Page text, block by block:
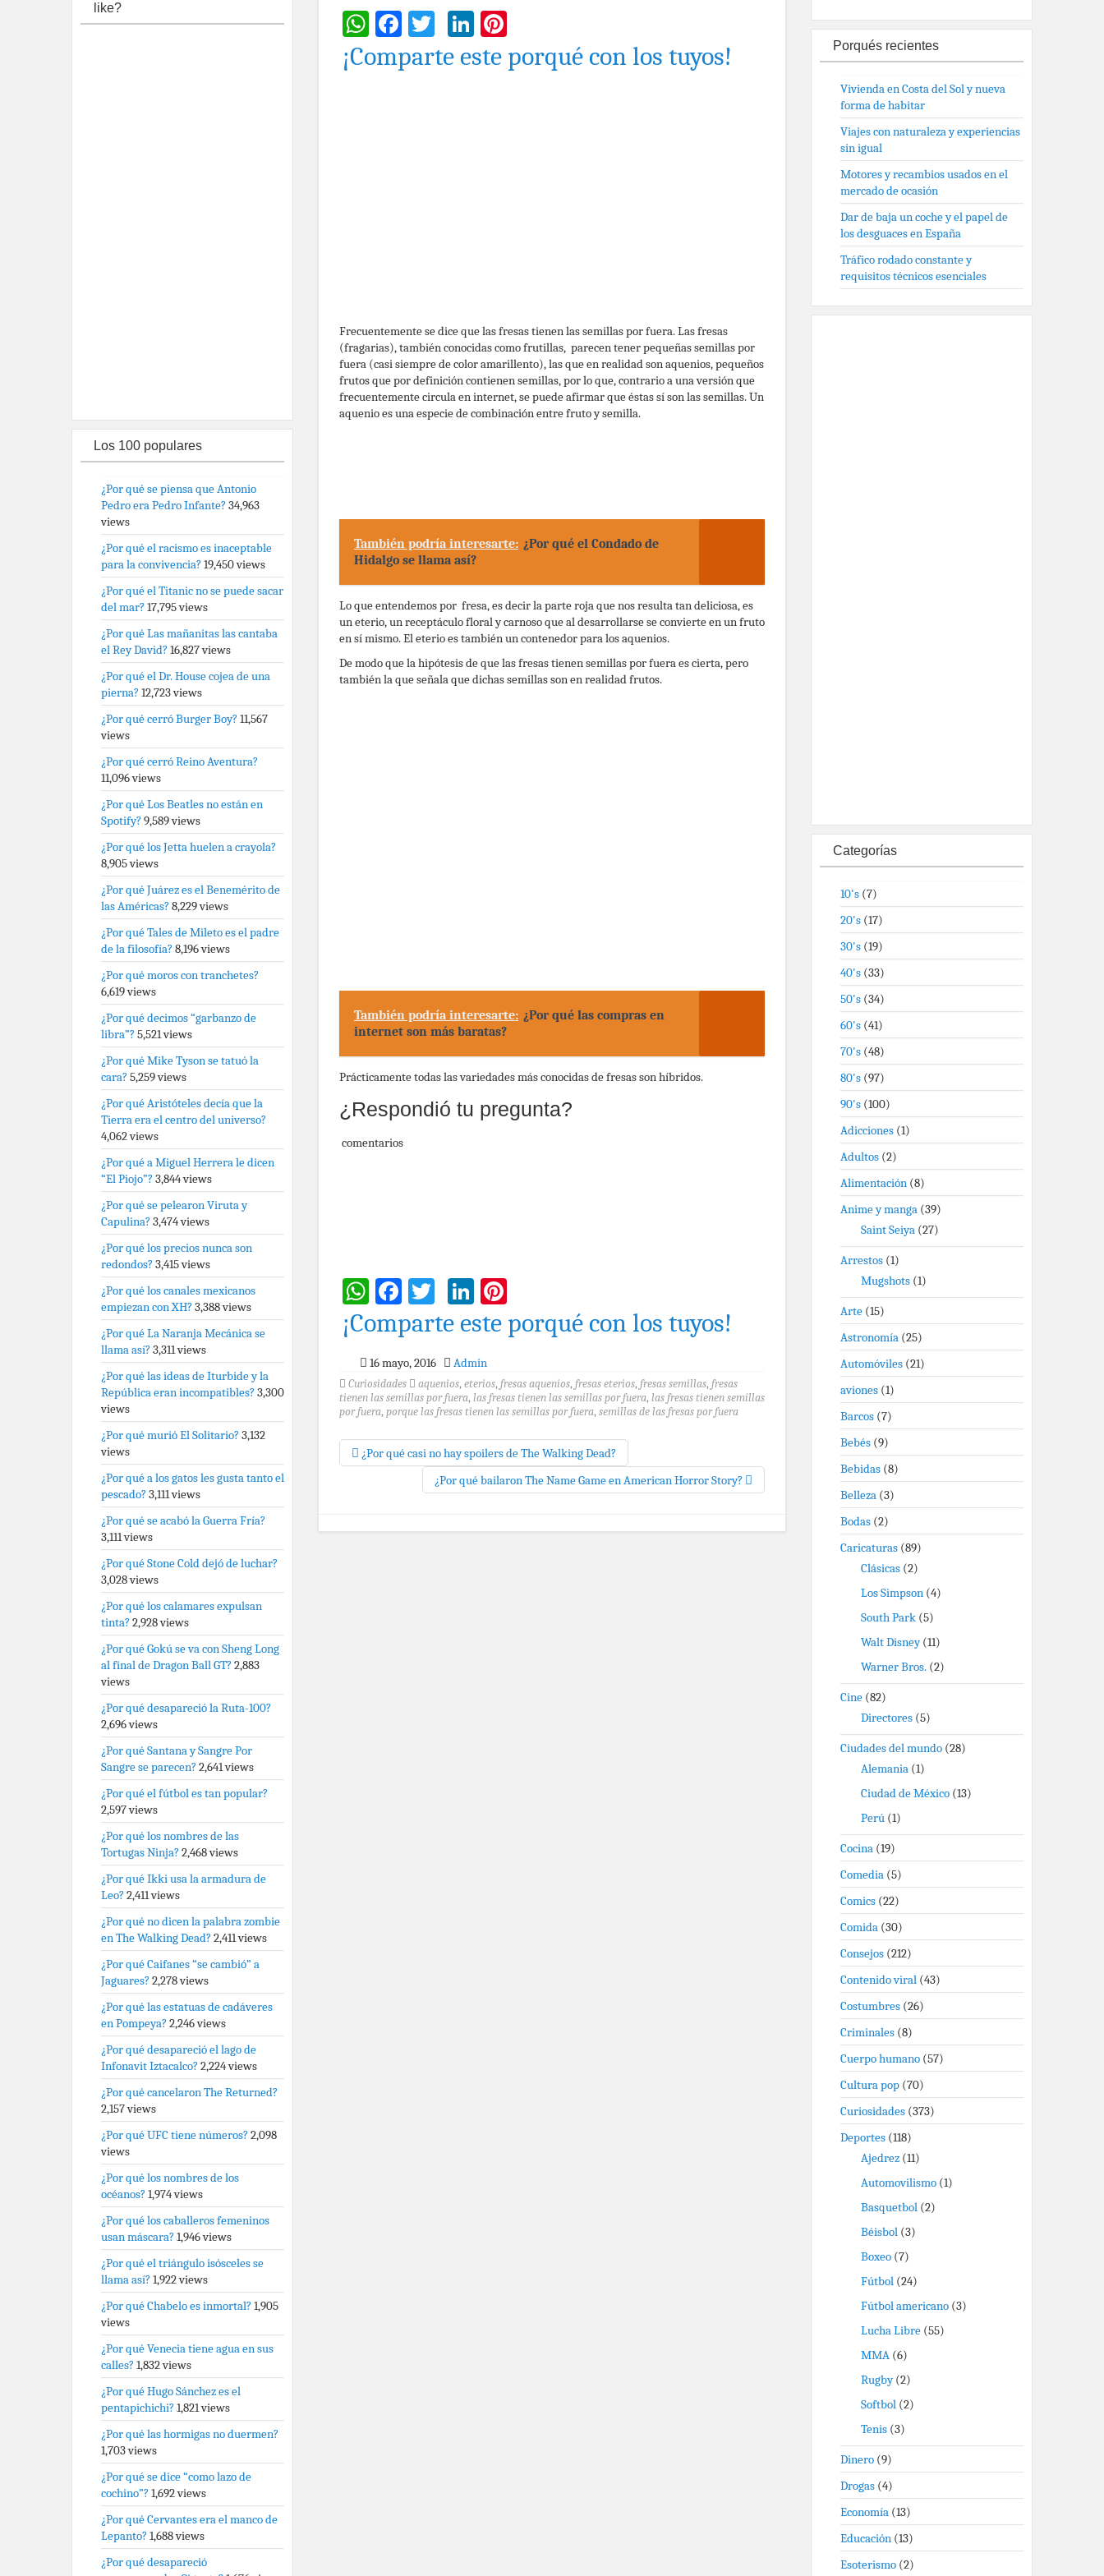
WhatsApp
Facebook
TwitterLinkedIn
¡Comparte este porqué con los tuyos!
Frecuentemente se dice que las fresas tienen las semillas por fuera. Las fresas
(fragarias), también conocidas como frutillas, parecen tener pequeñas semillas por
fuera (casi siempre de color amarillento), las que en realidad son aquenios, pequeños
frutos que por definición contienen semillas, por lo que, contrario a una versión que
frecuentemente circula en internet, se puede afirmar que éstas sí son las semillas. Un
aquenio es una especie de combinación entre fruto y semilla.
También podría interesarte: ¿Por qué el Condado de
Hidalgo se llama así?
Lo que entendemos por fresa, es decir la parte roja que nos resulta tan deliciosa, es
un eterio, un receptáculo floral y carnoso que al desarrollarse se convierte en un fruto
en sí mismo. El eterio es también un contenedor para los aquenios.
De modo que la hipótesis de que las fresas tienen semillas por fuera es cierta, pero
también la que señala que dichas semillas son en realidad frutos.
También podría interesarte: ¿Por qué las compras en
internet son más baratas?
Prácticamente todas las variedades más conocidas de fresas son híbridos.
¿Respondió tu pregunta?
comentarios
WhatsApp
Facebook
TwitterLinkedIn
¡Comparte este porqué con los tuyos!
16 mayo, 2016 Admin
Curiosidades aquenios, eterios, fresas aquenios, fresas eterios, fresas semillas, fresas
tienen las semillas por fuera, las fresas tienen las semillas por fuera, las fresas tienen semillas
por fuera, porque las fresas tienen las semillas por fuera, semillas de las fresas por fuera
¿Por qué casi no hay spoilers de The Walking Dead?
¿Por qué bailaron The Name Game en American Horror Story?
like?
Los 100 populares
¿Por qué se piensa que Antonio
Pedro era Pedro Infante? 34,963
views
¿Por qué el racismo es inaceptable
para la convivencia? 19,450 views
¿Por qué el Titanic no se puede sacar
del mar? 17,795 views
¿Por qué Las mañanitas las cantaba
el Rey David? 16,827 views
¿Por qué el Dr. House cojea de una
pierna? 12,723 views
¿Por qué cerró Burger Boy? 11,567
views
¿Por qué cerró Reino Aventura?
11,096 views
¿Por qué Los Beatles no están en
Spotify? 9,589 views
¿Por qué los Jetta huelen a crayola?
8,905 views
¿Por qué Juárez es el Benemérito de
las Américas? 8,229 views
¿Por qué Tales de Mileto es el padre
de la filosofía? 8,196 views
¿Por qué moros con tranchetes?
6,619 views
¿Por qué decimos “garbanzo de
libra”? 5,521 views
¿Por qué Mike Tyson se tatuó la
cara? 5,259 views
¿Por qué Aristóteles decía que la
Tierra era el centro del universo?
4,062 views
¿Por qué a Miguel Herrera le dicen
“El Piojo”? 3,844 views
¿Por qué se pelearon Viruta y
Capulina? 3,474 views
¿Por qué los precios nunca son
redondos? 3,415 views
¿Por qué los canales mexicanos
empiezan con XH? 3,388 views
¿Por qué La Naranja Mecánica se
llama así? 3,311 views
¿Por qué las ideas de Iturbide y la
República eran incompatibles? 3,300
views
¿Por qué murió El Solitario? 3,132
views
¿Por qué a los gatos les gusta tanto el
pescado? 3,111 views
¿Por qué se acabó la Guerra Fría?
3,111 views
¿Por qué Stone Cold dejó de luchar?
3,028 views
¿Por qué los calamares expulsan
tinta? 2,928 views
¿Por qué Gokú se va con Sheng Long
al final de Dragon Ball GT? 2,883
views
¿Por qué desapareció la Ruta-100?
2,696 views
¿Por qué Santana y Sangre Por
Sangre se parecen? 2,641 views
¿Por qué el fútbol es tan popular?
2,597 views
¿Por qué los nombres de las
Tortugas Ninja? 2,468 views
¿Por qué Ikki usa la armadura de
Leo? 2,411 views
¿Por qué no dicen la palabra zombie
en The Walking Dead? 2,411 views
¿Por qué Caifanes “se cambió” a
Jaguares? 2,278 views
¿Por qué las estatuas de cadáveres
en Pompeya? 2,246 views
¿Por qué desapareció el lago de
Infonavit Iztacalco? 2,224 views
¿Por qué cancelaron The Returned?
2,157 views
¿Por qué UFC tiene números? 2,098
views
¿Por qué los nombres de los
océanos? 1,974 views
¿Por qué los caballeros femeninos
usan máscara? 1,946 views
¿Por qué el triángulo isósceles se
llama así? 1,922 views
¿Por qué Chabelo es inmortal? 1,905
views
¿Por qué Venecia tiene agua en sus
calles? 1,832 views
¿Por qué Hugo Sánchez es el
pentapichichi? 1,821 views
¿Por qué las hormigas no duermen?
1,703 views
¿Por qué se dice “como lazo de
cochino”? 1,692 views
¿Por qué Cervantes era el manco de
Lepanto? 1,688 views
¿Por qué desapareció
Porqués recientes
Vivienda en Costa del Sol y nueva
forma de habitar
Viajes con naturaleza y experiencias
sin igual
Motores y recambios usados en el
mercado de ocasión
Dar de baja un coche y el papel de
los desguaces en España
Tráfico rodado constante y
requisitos técnicos esenciales
Categorías
10's (7)
20's (17)
30's (19)
40's (33)
50's (34)
60's (41)
70's (48)
80's (97)
90's (100)
Adicciones (1)
Adultos (2)
Alimentación (8)
Anime y manga (39)
Saint Seiya (27)
Arrestos (1)
Mugshots (1)
Arte (15)
Astronomía (25)
Automóviles (21)
aviones (1)
Barcos (7)
Bebés (9)
Bebidas (8)
Belleza (3)
Bodas (2)
Caricaturas (89)
Clásicas (2)
Los Simpson (4)
South Park (5)
Walt Disney(11)
Warner Bros. (2)
Cine (82)
Directores (5)
Ciudades del mundo (28)
Alemania (1)
Ciudad de México (13)
Perú (1)
Cocina (19)
Comedia (5)
Comics (22)
Comida (30)
Consejos (212)
Contenido viral (43)
Costumbres (26)
Criminales (8)
Cuerpo humano (57)
Cultura pop (70)
Curiosidades (373)
Deportes (118)
Ajedrez (11)
Automovilismo (1)
Basquetbol (2)
Béisbol (3)
Boxeo (7)
Fútbol (24)
Fútbol americano (3)
Lucha Libre (55)
MMA (6)
Rugby(2)
Softbol (2)
Tenis (3)
Dinero (9)
Drogas (4)
Economía (13)
Educación (13)
Esoterismo (2)